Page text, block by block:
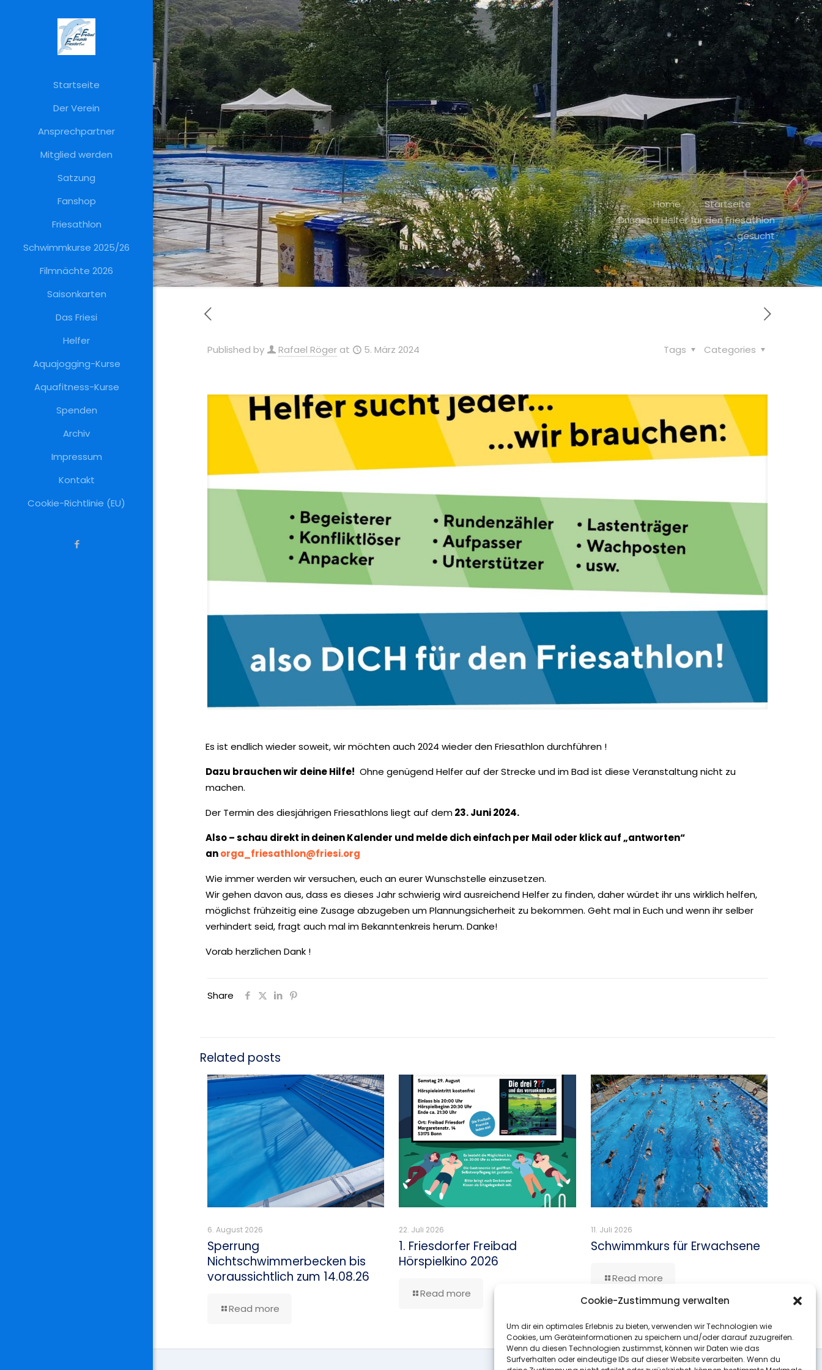
Cookie-Zustimmung verwalten
Um dir ein optimales Erlebnis zu bieten, verwenden wir Technologien wie
Cookies, um Geräteinformationen zu speichern und/oder darauf zuzugreifen.
Wenn du diesen Technologien zustimmst, können wir Daten wie das
Surfverhalten oder eindeutige IDs auf dieser Website verarbeiten. Wenn du
Startseite
Der Verein
Ansprechpartner
Mitglied werden
Satzung
Fanshop
Friesathlon
Schwimmkurse 2025/26
Filmnächte 2026
Saisonkarten
Das Friesi
Helfer
Aquajogging-Kurse
Aquafitness-Kurse
Spenden
Archiv
Impressum
Kontakt
Cookie-Richtlinie (EU)
Home
Startseite
Dringend Helfer für den Friesathlon
gesucht
Published by Rafael Röger at 5. März 2024 Categories
Tags
Es ist endlich wieder soweit, wir möchten auch 2024 wieder den Friesathlon durchführen !
Dazu brauchen wir deine Hilfe! Ohne genügend Helfer auf der Strecke und im Bad ist diese Veranstaltung nicht zu
machen.
Der Termin des diesjährigen Friesathlons liegt auf dem23. Juni 2024.
Also – schau direkt in deinen Kalender und melde dich einfach per Mail oder klick auf „antworten“
anorga_friesathlon@friesi.org
Wie immer werden wir versuchen, euch an eurer Wunschstelle einzusetzen.
Wir gehen davon aus, dass es dieses Jahr schwierig wird ausreichend Helfer zu finden, daher würdet ihr uns wirklich helfen,
möglichst frühzeitig eine Zusage abzugeben um Plannungsicherheit zu bekommen. Geht mal in Euch und wenn ihr selber
verhindert seid, fragt auch mal im Bekanntenkreis herum. Danke!
Vorab herzlichen Dank !
Share
Related posts
6. August 2026
Sperrung
Nichtschwimmerbecken bis
voraussichtlich zum 14.08.26
Read more
22. Juli 2026
1. Friesdorfer Freibad
Hörspielkino 2026
Read more
11. Juli 2026
Schwimmkurs für Erwachsene
Read more